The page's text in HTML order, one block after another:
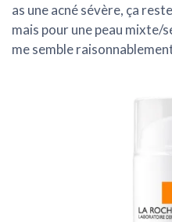
as une acné sévère, ça
mais pour une peau mixte/
me semble